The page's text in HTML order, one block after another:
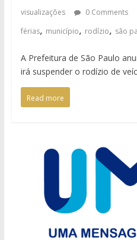
visualizações
0 Comments
férias, município, rodízio, são
A Prefeitura de São Paulo
irá suspender o rodízio de
Read more